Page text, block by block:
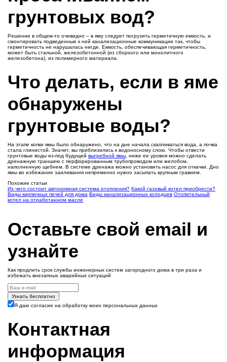
грунтовых вод?
Решение в общем-то очевидно – в яму следует погрузить герметичную емкость, и
смонтировать подведенные к ней канализационные коммуникации так, чтобы
герметичность не нарушалась нигде. Емкость, обеспечивающая герметичность,
может быть стальной, железобетонной (из сборного или монолитного
железобетона), из полимерного материала.
Что делать, если в яме
обнаружены
грунтовые воды?
На этапе копки ямы было обнаружено, что на дне начала скапливаться вода, а почва
стала глинистой. Значит, вы приблизились к водоносному слою. Чтобы отвести
грунтовые воды из-под будущей выгребной ямы , ниже ее уровня можно сделать
дренажную траншею с перфорированным трубопроводом или желобом,
наполненную щебнем. В системе дренажа можно установить насос для откачки. Дно
ямы во избежание заиливания непременно нужно засыпать крупным гравием.
Похожие статьи
Из чего состоит автономная система отопления? Какой газовый котел приобрести?
Виды кирпичных печей для дома Виды канализационных колодцев Отопительный
котел на отработанном масле
Оставьте свой email и
узнайте
Как продлить срок службы инженерных систем загородного дома в три раза и
избежать внезапных аварийных ситуаций
Узнать бесплатно
Я даю согласие на обработку моих персональных данных
Контактная
информация